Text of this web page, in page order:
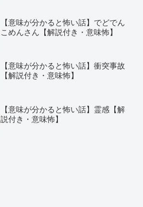
【意味が分かると怖い話】でどでん
こめんさん【解説付き・意味怖】
【意味が分かると怖い話】衝突事故
【解説付き・意味怖】
【意味が分かると怖い話】霊感【解
説付き・意味怖】